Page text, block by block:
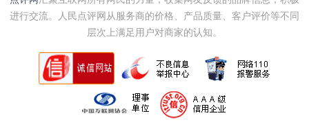
进行交流。人民点评网从服务商的价格、产品质量、客户评价等不同
层次上满足用户对商家的认知。